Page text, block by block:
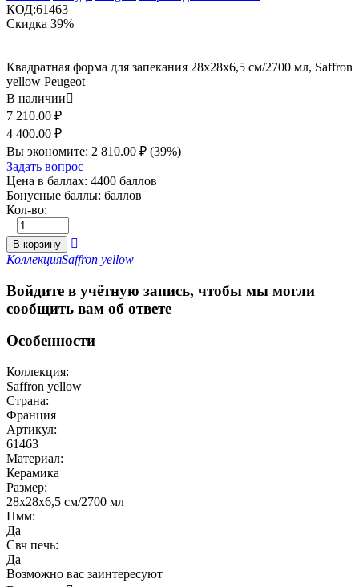
КОД:61463
Скидка 39%
Квадратная форма для запекания 28x28x6,5 см/2700 мл, Saffron
yellow Peugeot
В наличии
7 210.00 ₽
4 400.00 ₽
Вы экономите: 2 810.00 ₽ (39%)
Задать вопрос
Цена в баллах: 4400 баллов
Бонусные баллы: баллов
Кол-во:
+
−
В корзину

КоллекцияSaffron yellow
Войдите в учётную запись, чтобы мы могли
сообщить вам об ответе
Особенности
Коллекция:
Saffron yellow
Страна:
Франция
Артикул:
61463
Материал:
Керамика
Размер:
28x28x6,5 см/2700 мл
Пмм:
Да
Свч печь:
Да
Возможно вас заинтересуют